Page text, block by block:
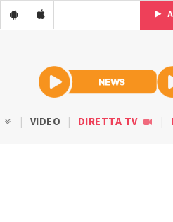
VIDEO DIRETTA TV